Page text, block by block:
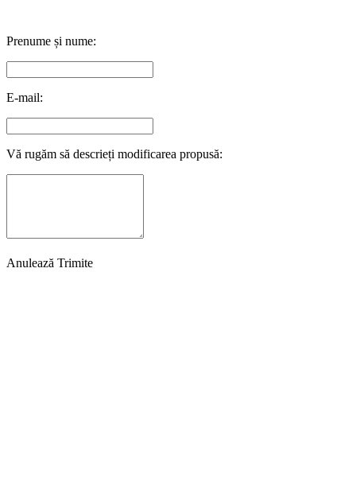
Prenume și nume:
E-mail:
Vă rugăm să descrieți modificarea propusă:
Anulează Trimite